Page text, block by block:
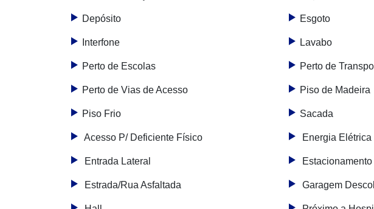
Depósito Esgoto
Interfone Lavabo
Perto de Escolas Perto de
Perto de Vias de Acesso Piso de Madeira
Piso Frio Sacada
Acesso P/ Deficiente Físico Energia Elétrica
Entrada Lateral Estacionamento
Estrada/Rua Asfaltada Garagem